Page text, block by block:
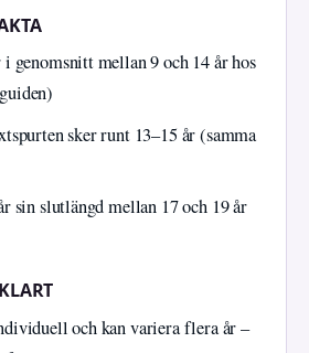
i genomsnitt mellan 9 och 14 år hos
sker runt 13–15 år (samma
sin slutlängd mellan 17 och 19 år
och kan variera flera år –